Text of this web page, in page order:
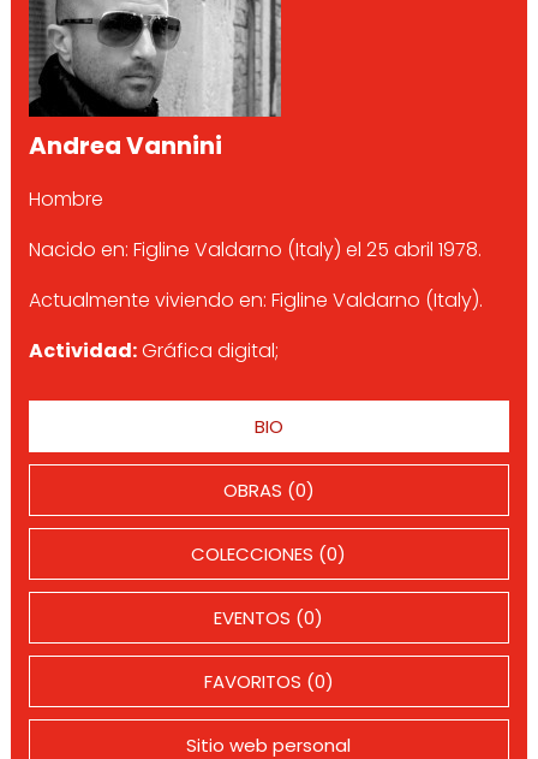
Andrea Vannini
Hombre
Nacido en: Figline Valdarno (Italy) el 25 abril 1978.
Actualmente viviendo en: Figline Valdarno (Italy).
Actividad:Gráfica digital;
BIO
OBRAS (0)
COLECCIONES (0)
EVENTOS (0)
FAVORITOS (0)
Sitio web personal